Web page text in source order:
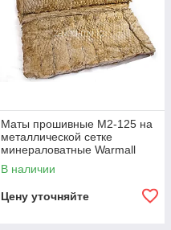
Маты прошивные М2-125 на
металлической сетке
минераловатные Warmall
В наличии
Цену уточняйте